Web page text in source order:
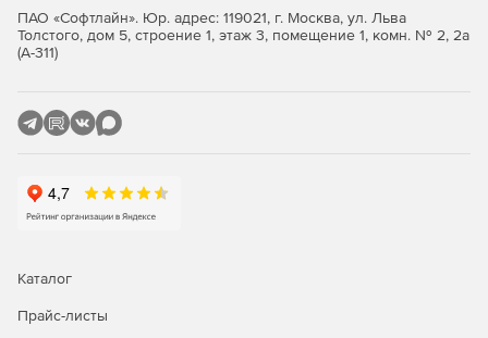
обеспечивает дополнительный уровень защиты в случае
утечки или несанкционированного доступа. Шифрование
помогает сохранить конфиденциальность информации,
Мониторинг и аналитика
мониторинг событий и предоставляют аналитику,
позволяющую выявлять потенциальные угрозы. Это
внедрения
ПАО «Софтлайн». Юр. адрес: 119021, г. Москва, ул. Льва
Толстого, дом 5, строение 1, этаж 3, помещение 1, комн. № 2, 2а
(А-311)
Каталог
Прайс-листы